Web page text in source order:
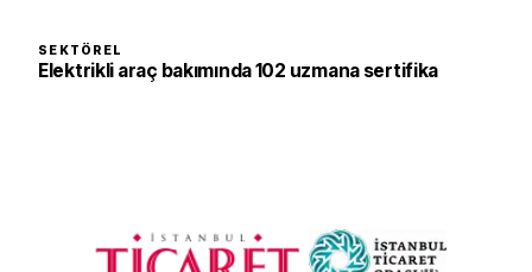
SEKTÖREL
Elektrikli araç bakımında 102 uzmana sertifika